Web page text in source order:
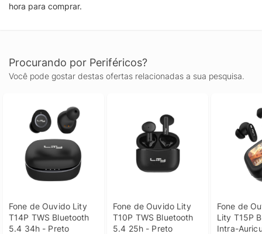
hora para comprar.
Procurando por Periféricos?
Você pode gostar destas ofertas relacionadas a sua pesquisa.
Fone de Ouvido Lity
T14P TWS Bluetooth
5.4 34h - Preto
Fone de Ouvido Lity
T10P TWS Bluetooth
5.4 25h - Preto
Fone de
Lity T15P
Intra-